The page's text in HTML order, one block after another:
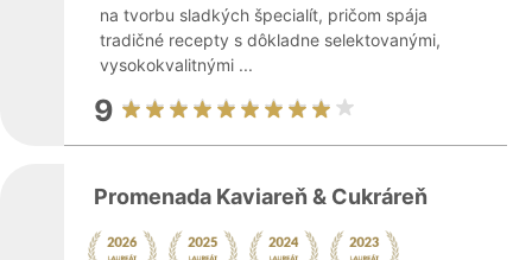
na tvorbu sladkých špecialít, pričom spája
tradičné recepty s dôkladne selektovanými,
vysokokvalitnými ...
9
Promenada Kaviareň & Cukráreň